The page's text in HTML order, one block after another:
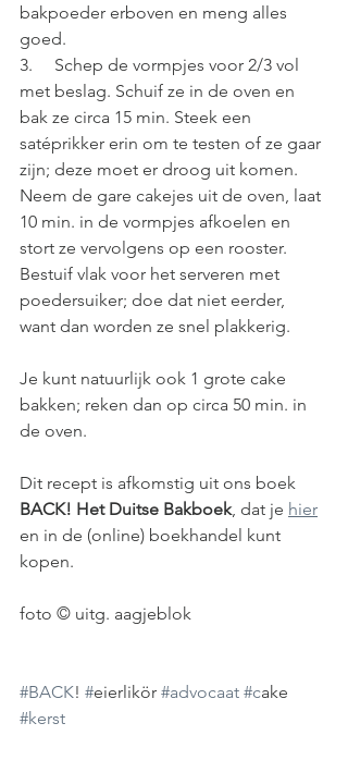
bakpoeder erboven en meng alles
goed.
3.     Schep de vormpjes voor 2/3 vol
met beslag. Schuif ze in de oven en
bak ze circa 15 min. Steek een
satéprikker erin om te testen of ze gaar
zijn; deze moet er droog uit komen.
Neem de gare cakejes uit de oven, laat
10 min. in de vormpjes afkoelen en
stort ze vervolgens op een rooster.
Bestuif vlak voor het serveren met
poedersuiker; doe dat niet eerder,
want dan worden ze snel plakkerig.
Je kunt natuurlijk ook 1 grote cake
bakken; reken dan op circa 50 min. in
de oven.
Dit recept is afkomstig uit ons boek
BACK! Het Duitse Bakboek, dat je hier
en in de (online) boekhandel kunt
kopen.
foto © uitg. aagjeblok
#BACK! #eierlikör #advocaat #cake
#kerst